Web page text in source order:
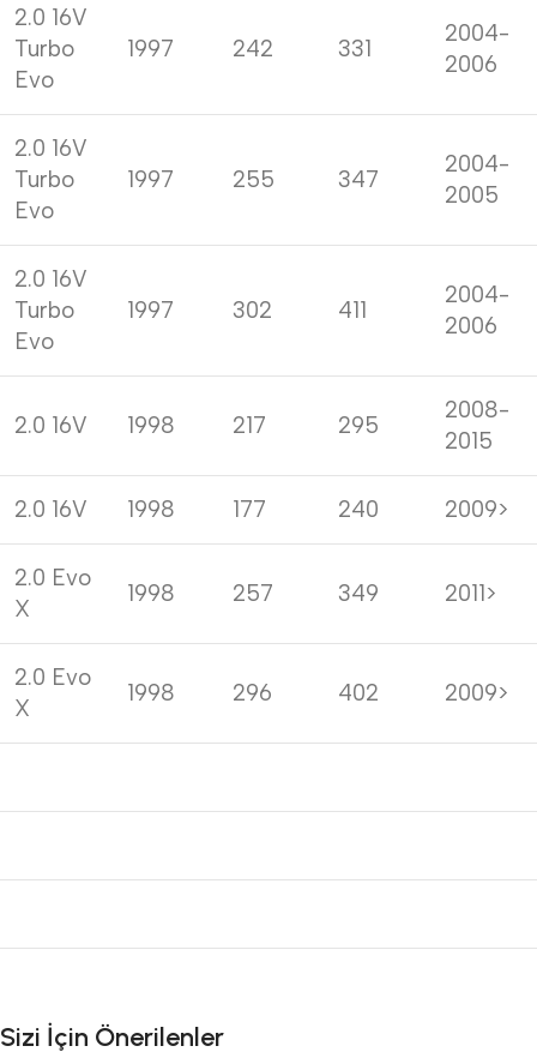
2.0 16V
Turbo
Evo
1997 242 331
2004-
2006
2.0 16V
Turbo
Evo
1997 255 347
2004-
2005
2.0 16V
Turbo
Evo
1997 302 411
2004-
2006
2.0 16V 1998 217 295
2008-
2015
2.0 16V 1998 177 240 2009>
2.0 Evo
X
1998 257 349 2011>
2.0 Evo
X
1998 296 402 2009>
Sizi İçin Önerilenler